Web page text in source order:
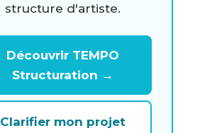
structure d'artiste.
Découvrir TEMPO
Structuration →
Clarifier mon projet